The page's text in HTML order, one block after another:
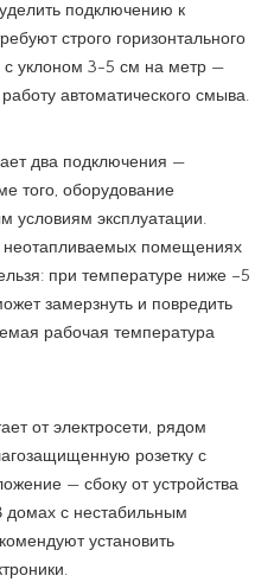
подключению к
строго горизонтального
с уклоном 3-5 см на метр —
автоматического смыва.
два подключения —
того, оборудование
условиям эксплуатации.
неотапливаемых помещениях
при температуре ниже −5
замерзнуть и повредить
рабочая температура
от электросети, рядом
розетку с
— сбоку от устройства
с нестабильным
установить